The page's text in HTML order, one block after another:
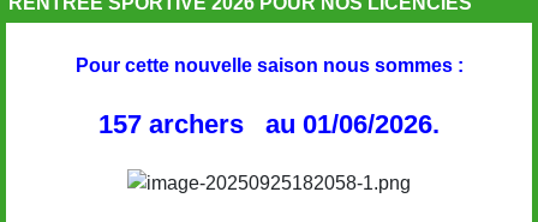
Pour cette nouvelle saison nous sommes :
157 archers au 01/06/2026.